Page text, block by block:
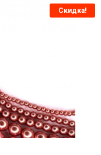
Скидка!